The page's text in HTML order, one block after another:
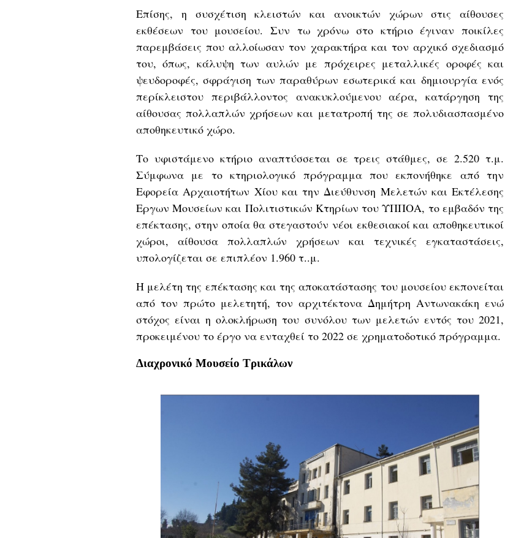
Επίσης, η συσχέτιση κλειστών και ανοικτών χώρων στις αίθουσες
εκθέσεων του μουσείου. Συν τω χρόνω στο κτήριο έγιναν ποικίλες
παρεμβάσεις που αλλοίωσαν τον χαρακτήρα και τον αρχικό σχεδιασμό
του, όπως, κάλυψη των αυλών με πρόχειρες μεταλλικές οροφές και
ψευδοροφές, σφράγιση των παραθύρων εσωτερικά και δημιουργία ενός
περίκλειστου περιβάλλοντος ανακυκλούμενου αέρα, κατάργηση της
αίθουσας πολλαπλών χρήσεων και μετατροπή της σε πολυδιασπασμένο
αποθηκευτικό χώρο.
Το υφιστάμενο κτήριο αναπτύσσεται σε τρεις στάθμες, σε 2.520 τ.μ.
Σύμφωνα με το κτηριολογικό πρόγραμμα που εκπονήθηκε από την
Εφορεία Αρχαιοτήτων Χίου και την Διεύθυνση Μελετών και Εκτέλεσης
Εργων Μουσείων και Πολιτιστικών Κτηρίων του ΥΠΠΟΑ, το εμβαδόν της
επέκτασης, στην οποία θα στεγαστούν νέοι εκθεσιακοί και αποθηκευτικοί
χώροι, αίθουσα πολλαπλών χρήσεων και τεχνικές εγκαταστάσεις,
υπολογίζεται σε επιπλέον 1.960 τ..μ.
Η μελέτη της επέκτασης και της αποκατάστασης του μουσείου εκπονείται
από τον πρώτο μελετητή, τον αρχιτέκτονα Δημήτρη Αντωνακάκη ενώ
στόχος είναι η ολοκλήρωση του συνόλου των μελετών εντός του 2021,
προκειμένου το έργο να ενταχθεί το 2022 σε χρηματοδοτικό πρόγραμμα.
Διαχρονικό Μουσείο Τρικάλων